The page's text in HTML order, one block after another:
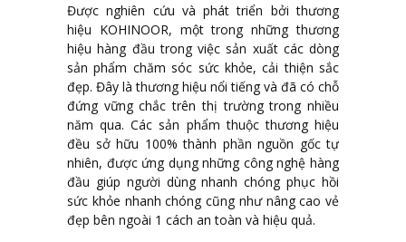
Được nghiên cứu và phát triển bởi thương
hiệu KOHINOOR, một trong những thương
hiệu hàng đầu trong việc sản xuất các dòng
sản phẩm chăm sóc sức khỏe, cải thiện sắc
đẹp. Đây là thương hiệu nổi tiếng và đã có chỗ
đứng vững chắc trên thị trường trong nhiều
năm qua. Các sản phẩm thuộc thương hiệu
đều sở hữu 100% thành phần nguồn gốc tự
nhiên, được ứng dụng những công nghệ hàng
đầu giúp người dùng nhanh chóng phục hồi
sức khỏe nhanh chóng cũng như nâng cao vẻ
đẹp bên ngoài 1 cách an toàn và hiệu quả.